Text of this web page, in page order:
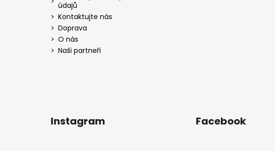
údajů
Kontaktujte nás
Doprava
O nás
Naši partneři
Instagram Facebook